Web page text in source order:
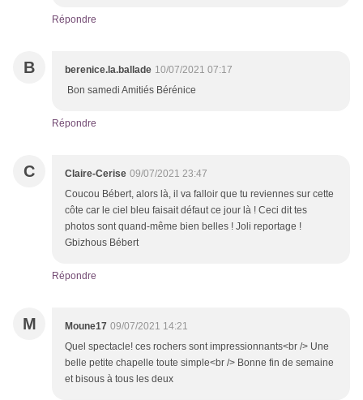
Répondre
B berenice.la.ballade 10/07/2021 07:17
Bon samedi Amitiés Bérénice
Répondre
C Claire-Cerise 09/07/2021 23:47
Coucou Bébert, alors là, il va falloir que tu reviennes sur cette
côte car le ciel bleu faisait défaut ce jour là ! Ceci dit tes
photos sont quand-même bien belles ! Joli reportage !
Gbizhous Bébert
Répondre
M Moune17 09/07/2021 14:21
Quel spectacle! ces rochers sont impressionnants<br /> Une
belle petite chapelle toute simple<br /> Bonne fin de semaine
et bisous à tous les deux